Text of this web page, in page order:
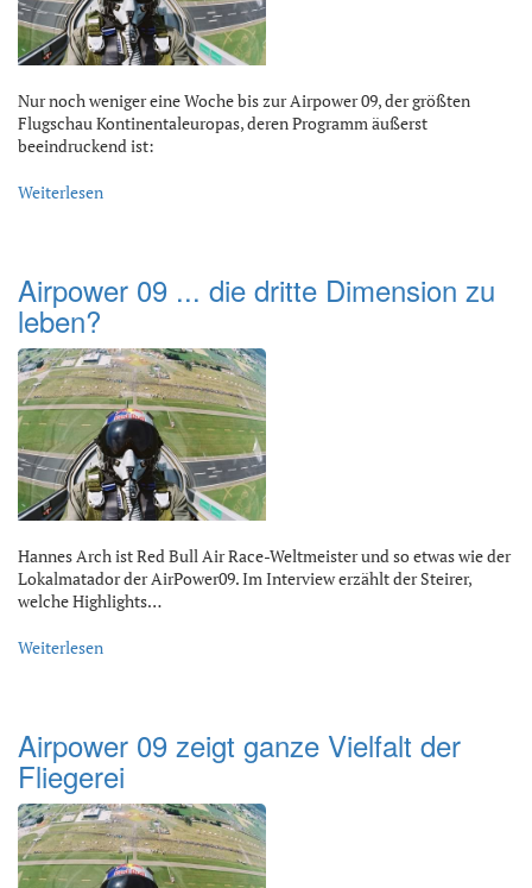
Nur noch weniger eine Woche bis zur Airpower 09, der größten
Flugschau Kontinentaleuropas, deren Programm äußerst
beeindruckend ist:
Weiterlesen
Airpower 09 ... die dritte Dimension zu
leben?
Hannes Arch ist Red Bull Air Race-Weltmeister und so etwas wie der
Lokalmatador der AirPower09. Im Interview erzählt der Steirer,
welche Highlights…
Weiterlesen
Airpower 09 zeigt ganze Vielfalt der
Fliegerei